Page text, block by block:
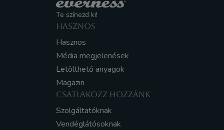
Te színezd ki!
HASZNOS
Hasznos
Média megjelenések
Letölthető anyagok
Magazin
CSATLAKOZZ HOZZÁNK
Szolgáltatóknak
Vendéglátósoknak